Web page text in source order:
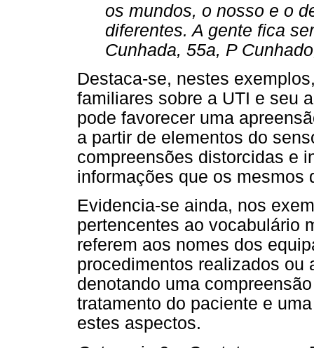
os mundos, o nosso e o
diferentes. A gente fica
Cunhada, 55a, P
Destaca-se, nestes
familiares sobre a UTI e seu
pode favorecer uma
a partir de elementos do
compreensões distorcidas e
informações que os mesmos
Evidencia-se ainda, nos
pertencentes ao vocabulário
referem aos nomes dos
procedimentos realizados ou
denotando uma
tratamento do paciente e
estes aspectos.